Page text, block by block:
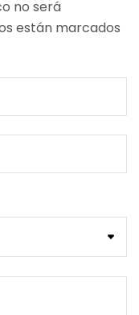
no será
están marcados